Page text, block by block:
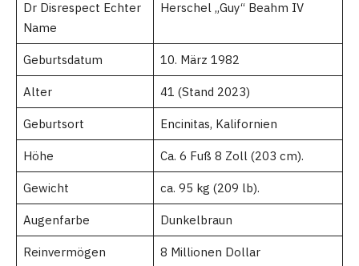
Dr Disrespect Echter
Name
Herschel „Guy“ Beahm IV
Geburtsdatum 10. März 1982
Alter 41 (Stand 2023)
Geburtsort Encinitas, Kalifornien
Höhe Ca. 6 Fuß 8 Zoll (203 cm).
Gewicht ca. 95 kg (209 lb).
Augenfarbe Dunkelbraun
Reinvermögen 8 Millionen Dollar